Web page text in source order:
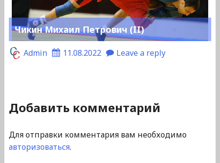
Чикин Михаил Петрович (II)
Admin 11.08.2022 Leave a reply
Добавить комментарий
Для отправки комментария вам необходимо
авторизоваться.